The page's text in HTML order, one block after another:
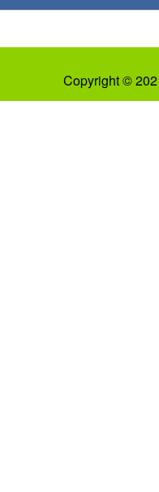
Copyright ©